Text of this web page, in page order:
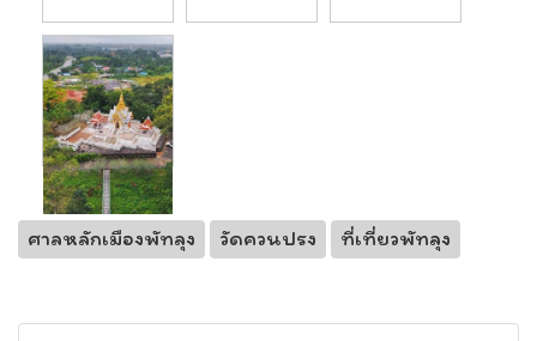
ศาลหลักเมืองพัทลุง วัดควนปรง ที่เที่ยวพัทลุง